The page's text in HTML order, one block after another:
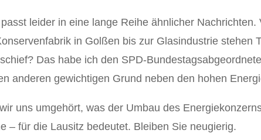
leider in eine lange Reihe ähnlicher Nachrichten.
in Golßen bis zur Glasindustrie stehen
Das habe ich den SPD-
anderen gewichtigen Grund neben den hohen
uns umgehört, was der Umbau des
– für die Lausitz bedeutet. Bleiben Sie neugierig.